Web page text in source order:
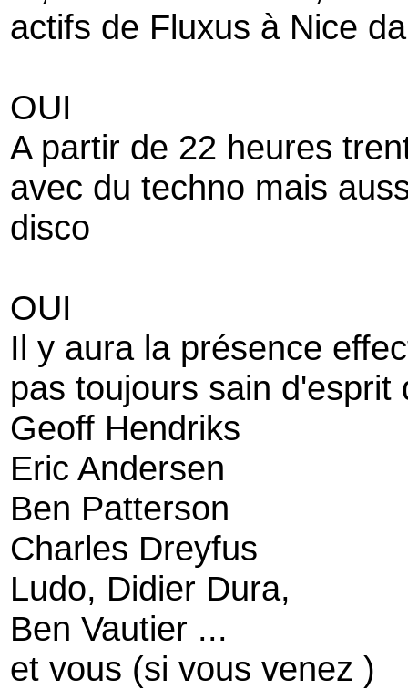
actifs de Fluxus à Nice
OUI
A partir de 22 heures
avec du techno mais
disco
OUI
Il y aura la présence
pas toujours sain d'esprit
Geoff Hendriks
Eric Andersen
Ben Patterson
Charles Dreyfus
Ludo, Didier Dura,
Ben Vautier ...
et vous (si vous venez )